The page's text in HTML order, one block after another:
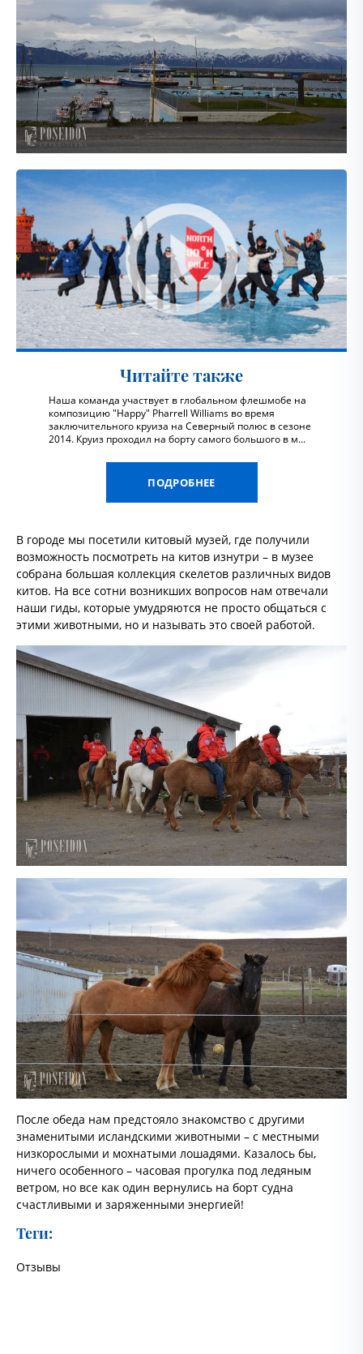
Читайте также
Наша команда участвует в глобальном флешмобе на
композицию "Happy" Pharrell Williams во время
заключительного круиза на Северный полюс в сезоне
2014. Круиз проходил на борту самого большого в м...
ПОДРОБНЕЕ
В городе мы посетили китовый музей, где получили
возможность посмотреть на китов изнутри – в музее
собрана большая коллекция скелетов различных видов
китов. На все сотни возникших вопросов нам отвечали
наши гиды, которые умудряются не просто общаться с
этими животными, но и называть это своей работой.
После обеда нам предстояло знакомство с другими
знаменитыми исландскими животными – с местными
низкорослыми и мохнатыми лошадями. Казалось бы,
ничего особенного – часовая прогулка под ледяным
ветром, но все как один вернулись на борт судна
счастливыми и заряженными энергией!
Теги:
Отзывы